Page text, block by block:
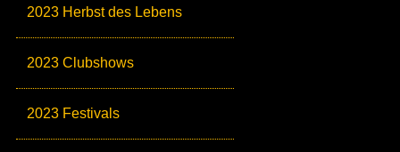
2023 Herbst des Lebens
2023 Clubshows
2023 Festivals